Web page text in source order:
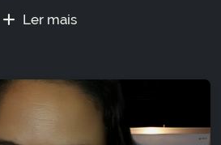
Ler mais